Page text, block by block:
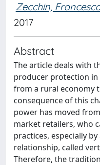
Zecchin,
2017
Abstract
The article deals with
producer protection
from a rural economy
consequence of this
power has moved
market retailers, who
practices, especially
relationship, called
Therefore, the